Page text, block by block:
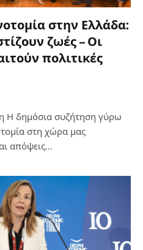
στην Ελλάδα:
ζωές – Οι
πολιτικές
Η δημόσια συζήτηση γύρω
στη χώρα μας
απόψεις…